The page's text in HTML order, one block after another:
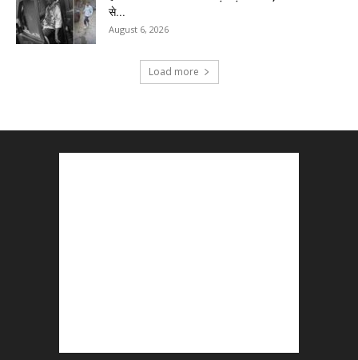
से...
August 6, 2026
Load more